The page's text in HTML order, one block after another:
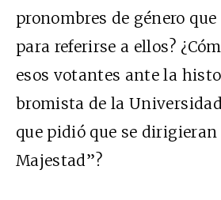
pronombres de género
para referirse a ellos?
esos votantes ante la
bromista de la
que pidió que se dirigieran
Majestad”?